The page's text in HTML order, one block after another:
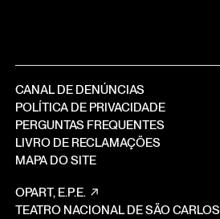
CANAL DE DENÚNCIAS
POLÍTICA DE PRIVACIDADE
PERGUNTAS FREQUENTES
LIVRO DE RECLAMAÇÕES
MAPA DO SITE
OPART, E.P.E.
TEATRO NACIONAL DE SÃO CARLOS